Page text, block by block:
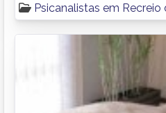
Psicanalistas em Recreio